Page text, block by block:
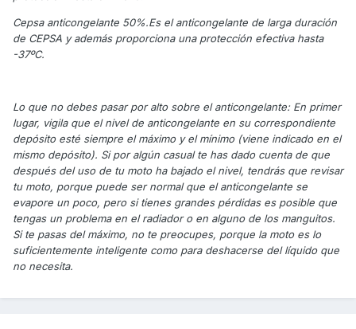
Cepsa anticongelante 50%.Es el anticongelante de larga duración
de CEPSA y además proporciona una protección efectiva hasta
-37ºC.
Lo que no debes pasar por alto sobre el anticongelante: En primer
lugar, vigila que el nivel de anticongelante en su correspondiente
depósito esté siempre el máximo y el mínimo (viene indicado en el
mismo depósito). Si por algún casual te has dado cuenta de que
después del uso de tu moto ha bajado el nivel, tendrás que revisar
tu moto, porque puede ser normal que el anticongelante se
evapore un poco, pero si tienes grandes pérdidas es posible que
tengas un problema en el radiador o en alguno de los manguitos.
Si te pasas del máximo, no te preocupes, porque la moto es lo
suficientemente inteligente como para deshacerse del líquido que
no necesita.